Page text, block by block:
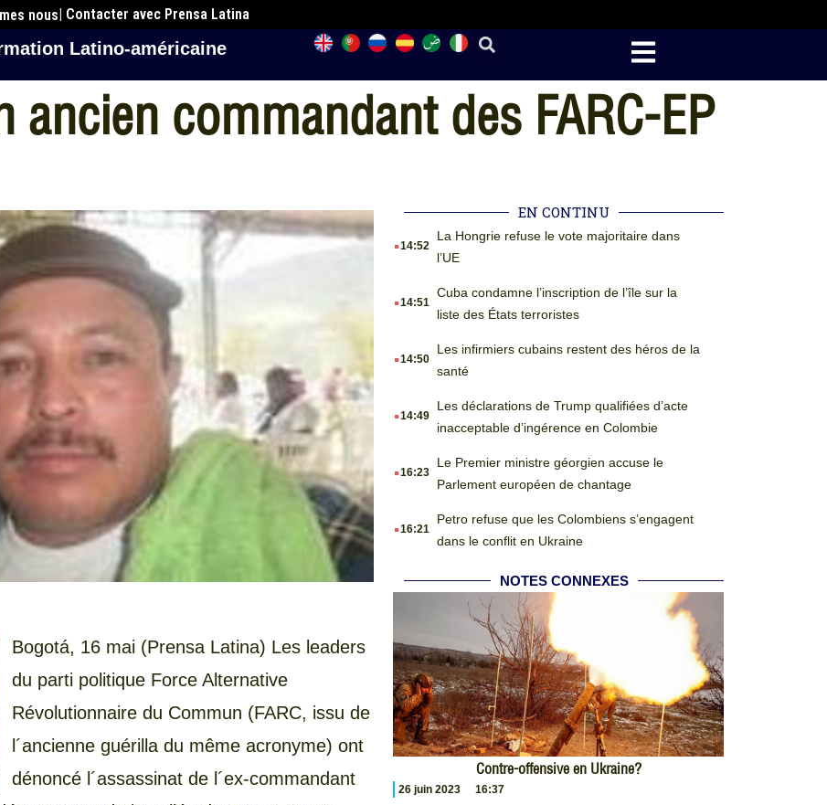
nous| Contacter avec Prensa Latina
Latino-américaine
ancien commandant des FARC-EP
Bogotá, 16 mai (Prensa Latina) Les leaders
du parti politique Force Alternative
Révolutionnaire du Commun (FARC, issu de
l´ancienne guérilla du même acronyme) ont
dénoncé l´assassinat de l´ex-commandant
EN CONTINU
.14:52
La Hongrie refuse le vote majoritaire dans
l’UE
.14:51
Cuba condamne l’inscription de l’île sur la
liste des États terroristes
.14:50
Les infirmiers cubains restent des héros de la
santé
.14:49
Les déclarations de Trump qualifiées d’acte
inacceptable d’ingérence en Colombie
.16:23
Le Premier ministre géorgien accuse le
Parlement européen de chantage
.16:21
Petro refuse que les Colombiens s’engagent
dans le conflit en Ukraine
NOTES CONNEXES
Contre-offensive en Ukraine?
26 juin 2023 16:37